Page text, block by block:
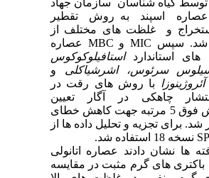
توسط گیاه شناسان سازمان جهاد
اسپند به روش تقطیر
و غلظت های مختلف از
شد. سپس MICو MBC عصاره
های استاندارداستافیلوکوکوس
سرئوس، اشرشیاکلی و
با روش های رقت در
چاهکی در آگار تعیین
گردید. آزمایش فوق 5 مرتبه جهت کاهش خطای
شد. برای تجزیه و تحلیل داده ها از
ها نشان دادند عصاره اتانولی
باکتری های گرم مثبت در مقایسه